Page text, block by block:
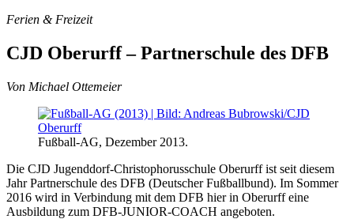
Ferien & Freizeit
CJD Oberurff – Partnerschule des DFB
Von Michael Ottemeier
Fußball-AG, Dezember 2013.
Die CJD Jugenddorf-Christophorusschule Oberurff ist seit diesem
Jahr Partnerschule des DFB (Deutscher Fußballbund). Im Sommer
2016 wird in Verbindung mit dem DFB hier in Oberurff eine
Ausbildung zum DFB-JUNIOR-COACH angeboten.